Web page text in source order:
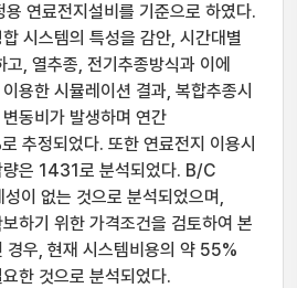
연료전지설비를 기준으로 하였다.
시스템의 특성을 감안, 시간대별
, 열추종, 전기추종방식과 이에
용한 시뮬레이션 결과, 복합추종시
동비가 발생하며 연간
추정되었다. 또한 연료전지 이용시
량은 1431로 분석되었다. B/C
이 없는 것으로 분석되었으며,
하기 위한 가격조건을 검토하여 본
우, 현재 시스템비용의 약 55%
한 것으로 분석되었다.